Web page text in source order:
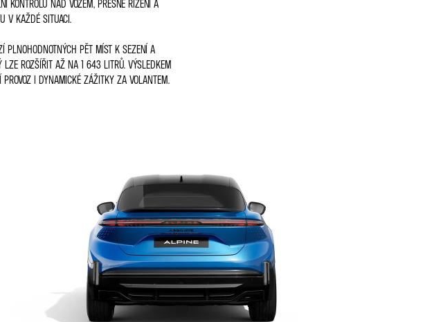
KONTROLU NAD VOZEM, PŘESNÉ ŘÍZENÍ A
V KAŽDÉ SITUACI.
PĚT MÍST K SEZENÍ A
LZE ROZŠÍŘIT AŽ NA 1 643 LITRŮ. VÝSLEDKEM
I DYNAMICKÉ ZÁŽITKY ZA VOLANTEM.